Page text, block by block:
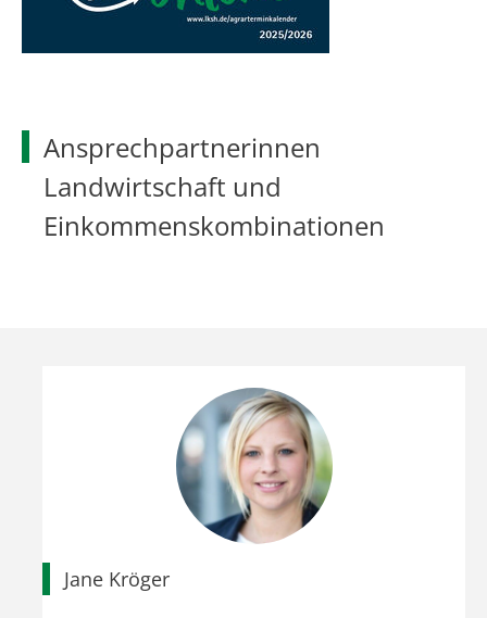
Ansprechpartnerinnen
Landwirtschaft und
Einkommenskombinationen
Jane Kröger